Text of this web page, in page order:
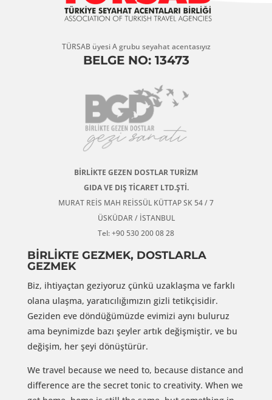
TÜRSAB üyesi A grubu seyahat acentasıyız
BELGE NO: 13473
BİRLİKTE GEZEN DOSTLAR TURİZM
GIDA VE DIŞ TİCARET LTD.ŞTİ.
MURAT REİS MAH REİSSÜL KÜTTAP SK 54 / 7
ÜSKÜDAR / İSTANBUL
Tel: +90 530 200 08 28
BİRLİKTE GEZMEK, DOSTLARLA
GEZMEK
Biz, ihtiyaçtan geziyoruz çünkü uzaklaşma ve farklı
olana ulaşma, yaratıcılığımızın gizli tetikçisidir.
Geziden eve döndüğümüzde evimizi aynı buluruz
ama beynimizde bazı şeyler artık değişmiştir, ve bu
değişim, her şeyi dönüştürür.
We travel because we need to, because distance and
difference are the secret tonic to creativity. When we